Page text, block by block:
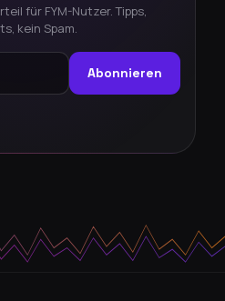
für FYM-Nutzer. Tipps,
kein Spam.
Abonnieren